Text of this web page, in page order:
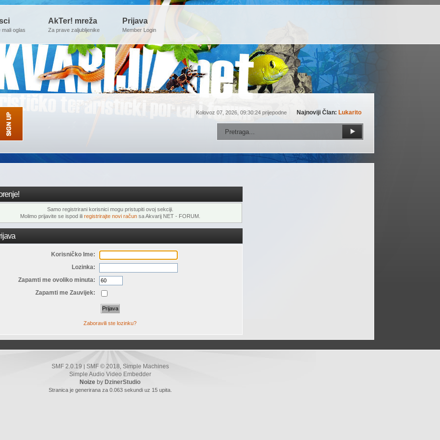
mali oglas
AkTer! mreža
Za prave zaljubljenike
Prijava
Member Login
Kolovoz 07, 2026, 09:30:24 prijepodne Najnoviji Član: Lukarito
Samo registrirani korisnici mogu pristupiti ovoj sekciji.
Molimo prijavite se ispod ili registrirajte novi računsa Akvarij NET - FORUM.
Korisničko Ime:
Lozinka:
Zapamti me ovoliko minuta:
Zapamti me Zauvijek:
Zaboravili ste lozinku?
SMF 2.0.19 SMF © 2018 Simple Machines
Simple Audio Video Embedder
Noize by DzinerStudio
Stranica je generirana za 0.063 sekundi uz 15 upita.